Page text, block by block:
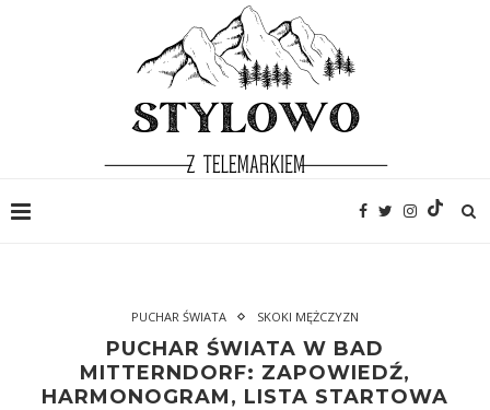
PUCHAR ŚWIATA SKOKI MĘŻCZYZN
PUCHAR ŚWIATA W BAD
MITTERNDORF: ZAPOWIEDŹ,
HARMONOGRAM, LISTA STARTOWA